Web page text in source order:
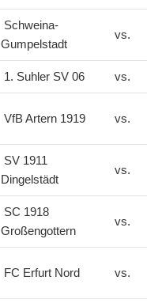
Schweina-
Gumpelstadt
vs.
1. Suhler SV 06 vs.
VfB Artern 1919 vs.
SV 1911
Dingelstädt
vs.
SC 1918
Großengottern
vs.
FC Erfurt Nord vs.